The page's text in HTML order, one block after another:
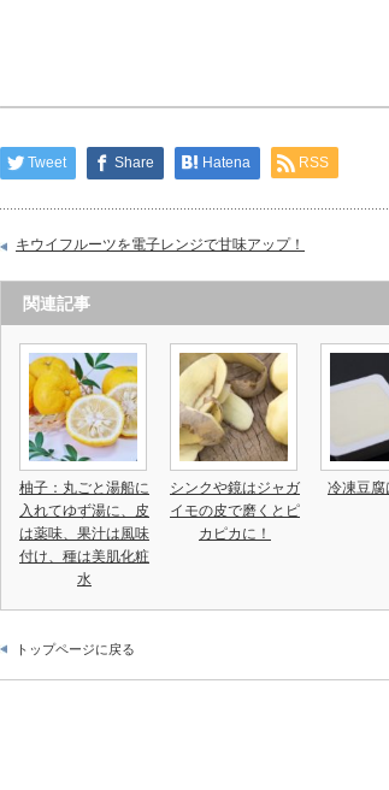
Tweet Share Hatena RSS
キウイフルーツを電子レンジで甘味アップ！
関連記事
柚子：丸ごと湯船に
入れてゆず湯に、皮
は薬味、果汁は風味
付け、種は美肌化粧
水
シンクや鏡はジャガ
イモの皮で磨くとピ
カピカに！
冷凍豆腐
トップページに戻る